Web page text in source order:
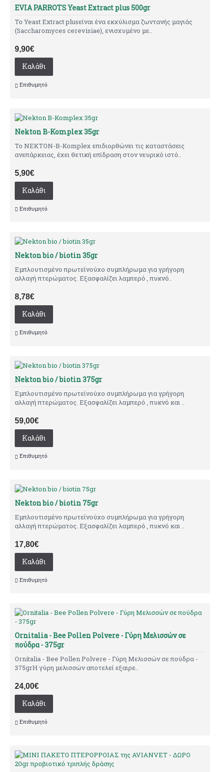
EVIA PARROTS Yeast Extract plus 500gr
Το Yeast Extract plusείναι ένα εκχύλισμα ζωντανής μαγιάς
(Saccharomyces cerevisiae), ενισχυμένο με..
9,90€
Καλάθι
Επιθυμητό
Nekton B-Komplex 35gr
Το NEKTON-B-Komplex επιδιορθώνει τις καταστάσεις
ανεπάρκειας, έχει θετική επίδραση στον νευρικό ιστό..
5,90€
Καλάθι
Επιθυμητό
Nekton bio / biotin 35gr
Εμπλουτισμένο πρωτεϊνούχο συμπλήρωμα για γρήγορη
αλλαγή πτερώματος. Εξασφαλίζει λαμπερό , πυκνό..
8,78€
Καλάθι
Επιθυμητό
Nekton bio / biotin 375gr
Εμπλουτισμένο πρωτεϊνούχο συμπλήρωμα για γρήγορη
αλλαγή πτερώματος. Εξασφαλίζει λαμπερό , πυκνό και ..
59,00€
Καλάθι
Επιθυμητό
Nekton bio / biotin 75gr
Εμπλουτισμένο πρωτεϊνούχο συμπλήρωμα για γρήγορη
αλλαγή πτερώματος. Εξασφαλίζει λαμπερό , πυκνό και ..
17,80€
Καλάθι
Επιθυμητό
Ornitalia - Bee Pollen Polvere - Γύρη Μελισσών σε
πούδρα - 375gr
Ornitalia - Bee Pollen Polvere - Γύρη Μελισσών σε πούδρα -
375grΗ γύρη μελισσών αποτελεί εξαιρε..
24,00€
Καλάθι
Επιθυμητό